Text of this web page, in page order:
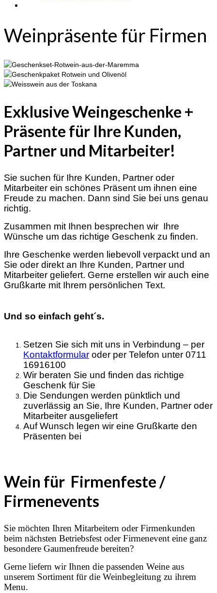
Weinpräsente für Firmen
Exklusive Weingeschenke +
Präsente für Ihre Kunden,
Partner und Mitarbeiter!
Sie suchen für Ihre Kunden, Partner oder
Mitarbeiter ein schönes Präsent um ihnen eine
Freude zu machen. Dann sind Sie bei uns genau
richtig.
Zusammen mit Ihnen besprechen wir Ihre
Wünsche um das richtige Geschenk zu finden.
Ihre Geschenke werden liebevoll verpackt und an
Sie oder direkt an Ihre Kunden, Partner und
Mitarbeiter geliefert. Gerne erstellen wir auch eine
Grußkarte mit Ihrem persönlichen Text.
Und so einfach geht´s.
Setzen Sie sich mit uns in Verbindung – per
Kontaktformular oder per Telefon unter 0711
16916100
Wir beraten Sie und finden das richtige
Geschenk für Sie
Die Sendungen werden pünktlich und
zuverlässig an Sie, Ihre Kunden, Partner oder
Mitarbeiter ausgeliefert
Auf Wunsch legen wir eine Grußkarte den
Präsenten bei
Wein für Firmenfeste /
Firmenevents
Sie möchten Ihren Mitarbeitern oder Firmenkunden
beim nächsten Betriebsfest oder Firmenevent eine ganz
besondere Gaumenfreude bereiten?
Gerne liefern wir Ihnen die passenden Weine aus
unserem Sortiment für die Weinbegleitung zu ihrem
Menu.